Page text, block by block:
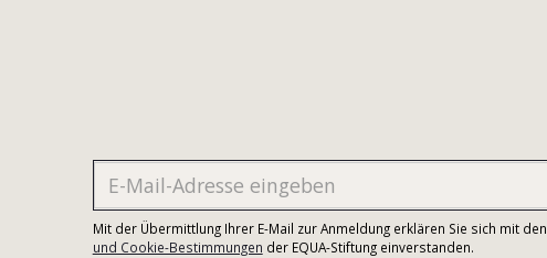
Mit der Übermittlung Ihrer E-Mail zur Anmeldung erklären Sie sich mit den
und Cookie-Bestimmungen der EQUA-Stiftung einverstanden.